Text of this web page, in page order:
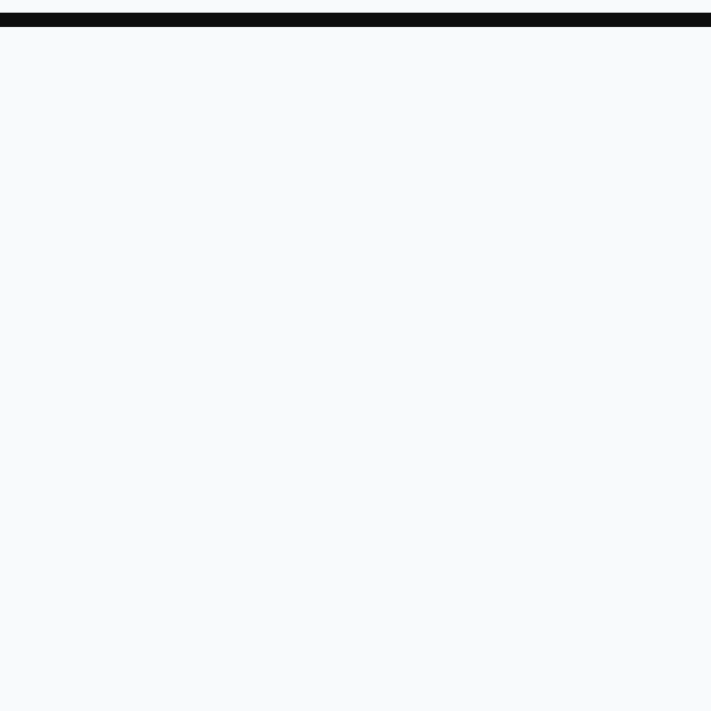
marca Burberry, diseñadas en color Negro. Burberry introduce modernidad y atemporalidad gracias a la señasd de identidad de su